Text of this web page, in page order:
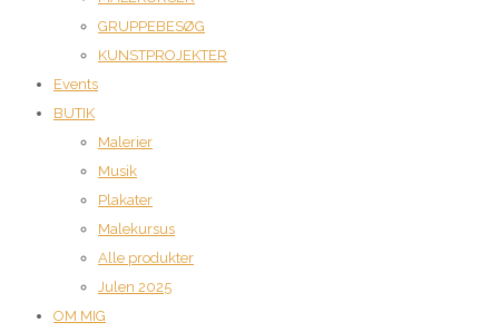
GRUPPEBESØG
KUNSTPROJEKTER
Events
BUTIK
Malerier
Musik
Plakater
Malekursus
Alle produkter
Julen 2025
OM MIG